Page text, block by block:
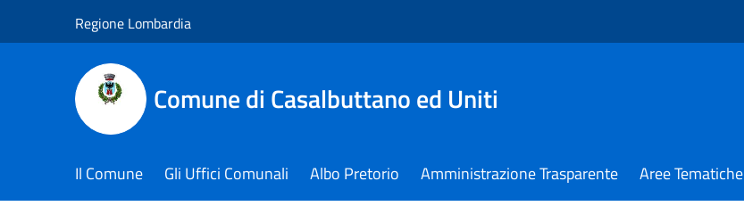
Regione Lombardia
Comune di Casalbuttano ed Uniti
Il Comune Gli Uffici Comunali Albo Pretorio Amministrazione Trasparente Aree Tematiche